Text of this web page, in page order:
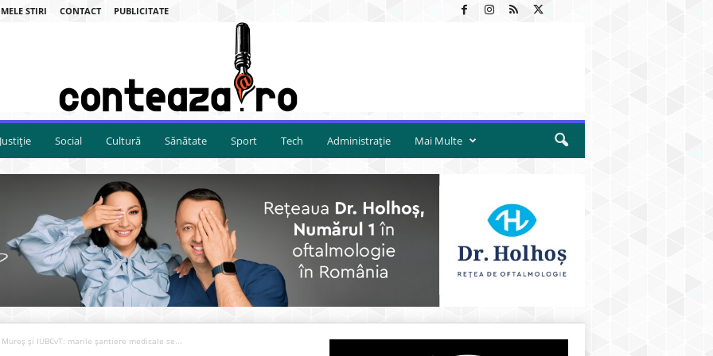
STIRI CONTACT PUBLICITATE
Justiție Social Cultură Sănătate Sport Tech Administrație Mai Multe
Mureș și IUBCvT: marile șantiere medicale se...